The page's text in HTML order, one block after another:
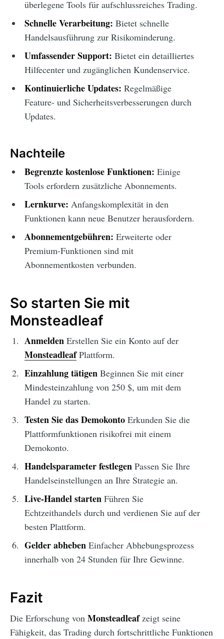
überlegene Tools für aufschlussreiches Trading.
Schnelle Verarbeitung: Bietet schnelle
Handelsausführung zur Risikominderung.
Umfassender Support: Bietet ein detailliertes
Hilfecenter und zugänglichen Kundenservice.
Kontinuierliche Updates: Regelmäßige
Feature- und Sicherheitsverbesserungen durch
Updates.
Nachteile
Begrenzte kostenlose Funktionen: Einige
Tools erfordern zusätzliche Abonnements.
Lernkurve: Anfangskomplexität in den
Funktionen kann neue Benutzer herausfordern.
Abonnementgebühren: Erweiterte oder
Premium-Funktionen sind mit
Abonnementkosten verbunden.
So starten Sie mit
Monsteadleaf
AnmeldenErstellen Sie ein Konto auf der
MonsteadleafPlattform.
Einzahlung tätigenBeginnen Sie mit einer
Mindesteinzahlung von 250 $, um mit dem
Handel zu starten.
Testen Sie das DemokontoErkunden Sie die
Plattformfunktionen risikofrei mit einem
Demokonto.
Handelsparameter festlegenPassen Sie Ihre
Handelseinstellungen an Ihre Strategie an.
Live-Handel startenFühren Sie
Echtzeithandels durch und verdienen Sie auf der
besten Plattform.
Gelder abhebenEinfacher Abhebungsprozess
innerhalb von 24 Stunden für Ihre Gewinne.
Fazit
Die Erforschung von Monsteadleafzeigt seine
Fähigkeit, das Trading durch fortschrittliche Funktionen